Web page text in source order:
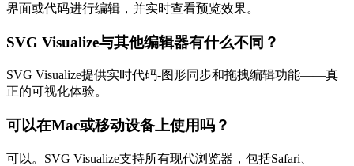
界面或代码进行编辑，并实时查看预览效果。
SVG Visualize与其他编辑器有什么不同？
SVG Visualize提供实时代码-图形同步和拖拽编辑功能——真
正的可视化体验。
可以在Mac或移动设备上使用吗？
可以。SVG Visualize支持所有现代浏览器，包括Safari、